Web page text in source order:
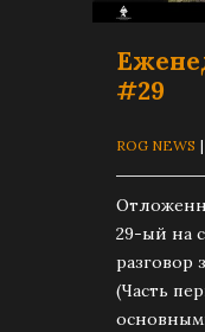
#29
ROG NEWS
29-ый на
разговор
(Часть